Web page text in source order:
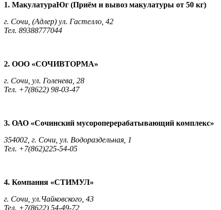
1. МакулатураЮг (Приём и вывоз макулатуры от 50 кг)
г. Сочи, (Адлер) ул. Гастелло, 42
Тел. 89388777044
2. ООО «СОЧИВТОРМА»
г. Сочи, ул. Голенева, 28
Тел. +7(8622) 98-03-47
3. ОАО «Сочинский мусороперерабатывающий комплекс»
354002, г. Сочи, ул. Водораздельная, 1
Тел. +7(862)225-54-05
4. Компания «СТИМУЛ»
г. Сочи, ул.Чайковского, 43
Тел. +7(8622) 54-49-72